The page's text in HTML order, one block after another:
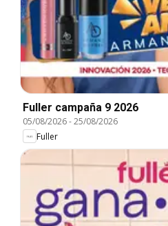
Fuller campaña 9 2026
05/08/2026-25/08/2026
Fuller